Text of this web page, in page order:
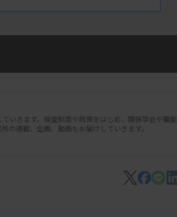
いきます。検査制度や政策をはじめ、関係学会や職能
の連載、企画、動画もお届けしていきます。